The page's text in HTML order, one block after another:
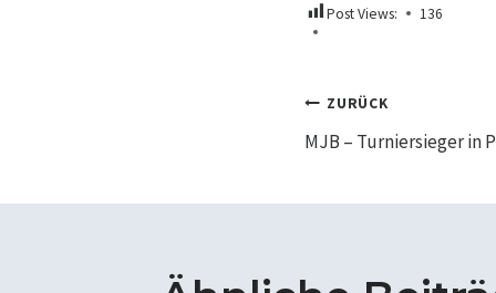
Post Views: 136
ZURÜCK
MJB – Turniersieger in